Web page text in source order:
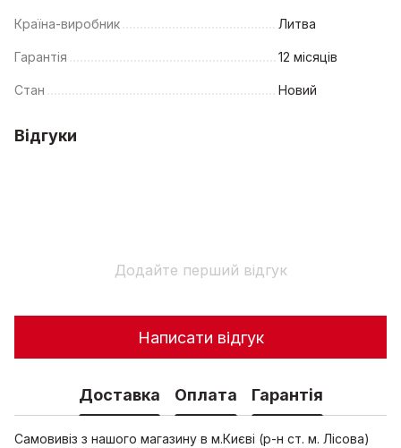
Країна-виробник Литва
Гарантія 12 місяців
Стан Новий
Відгуки
Додайте перший відгук
Написати відгук
Доставка Оплата Гарантія
Самовивіз з нашого магазину в м.Києві (р-н ст. м. Лісова)